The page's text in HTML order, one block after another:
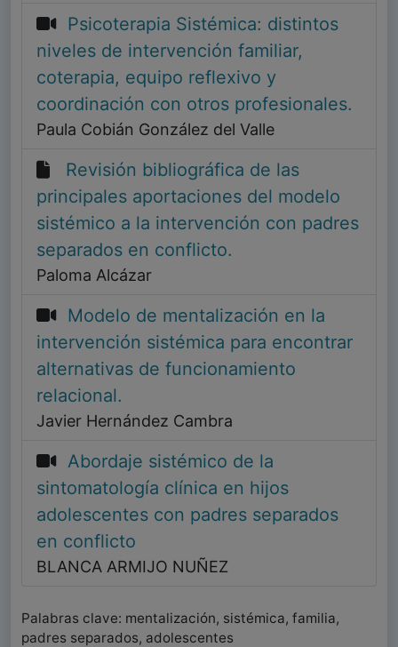
Psicoterapia Sistémica: distintos
niveles de intervención familiar,
coterapia, equipo reflexivo y
coordinación con otros profesionales.
Paula Cobián González del Valle
Revisión bibliográfica de las
principales aportaciones del modelo
sistémico a la intervención con padres
separados en conflicto.
Paloma Alcázar
Modelo de mentalización en la
intervención sistémica para encontrar
alternativas de funcionamiento
relacional.
Javier Hernández Cambra
Abordaje sistémico de la
sintomatología clínica en hijos
adolescentes con padres separados
en conflicto
BLANCA ARMIJO NUÑEZ
Palabras clave: mentalización, sistémica, familia,
padres separados, adolescentes